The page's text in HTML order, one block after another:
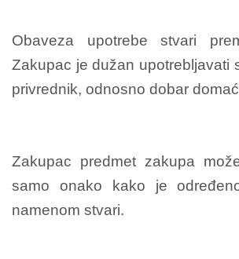
Obaveza upotrebe stvari
Zakupac je dužan upotrebljavati
privrednik, odnosno dobar
Zakupac predmet zakupa
samo onako kako je
namenom stvari.